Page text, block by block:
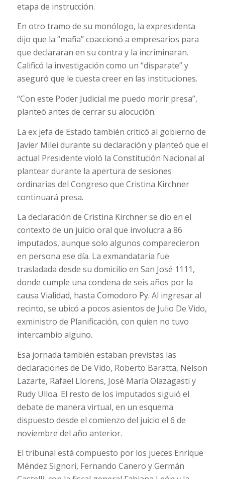
etapa de instrucción.
En otro tramo de su monólogo, la expresidenta
dijo que la “mafia” coaccionó a empresarios para
que declararan en su contra y la incriminaran.
Calificó la investigación como un “disparate” y
aseguró que le cuesta creer en las instituciones.
“Con este Poder Judicial me puedo morir presa”,
planteó antes de cerrar su alocución.
La ex jefa de Estado también criticó al gobierno de
Javier Milei durante su declaración y planteó que el
actual Presidente violó la Constitución Nacional al
plantear durante la apertura de sesiones
ordinarias del Congreso que Cristina Kirchner
continuará presa.
La declaración de Cristina Kirchner se dio en el
contexto de un juicio oral que involucra a 86
imputados, aunque solo algunos comparecieron
en persona ese día. La exmandataria fue
trasladada desde su domicilio en San José 1111,
donde cumple una condena de seis años por la
causa Vialidad, hasta Comodoro Py. Al ingresar al
recinto, se ubicó a pocos asientos de Julio De Vido,
exministro de Planificación, con quien no tuvo
intercambio alguno.
Esa jornada también estaban previstas las
declaraciones de De Vido, Roberto Baratta, Nelson
Lazarte, Rafael Llorens, José María Olazagasti y
Rudy Ulloa. El resto de los imputados siguió el
debate de manera virtual, en un esquema
dispuesto desde el comienzo del juicio el 6 de
noviembre del año anterior.
El tribunal está compuesto por los jueces Enrique
Méndez Signori, Fernando Canero y Germán